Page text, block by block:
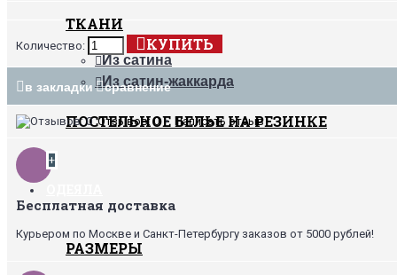
ТКАНИ
Из сатина
Из сатин-жаккарда
ПОСТЕЛЬНОЕ БЕЛЬЕ НА РЕЗИНКЕ
+
РАЗМЕРЫ
Количество: КУПИТЬ
в закладки сравнение
Отзывов: 0• Написать отзыв
Бесплатная доставка
Курьером по Москве и Санкт-Петербургу заказов от 5000 рублей!